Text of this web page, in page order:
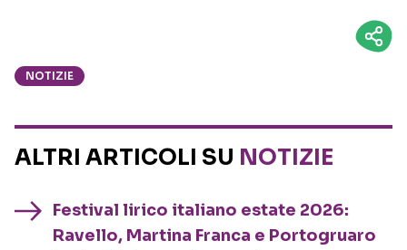
NOTIZIE
ALTRI ARTICOLI SU NOTIZIE
Festival lirico italiano estate 2026:
Ravello, Martina Franca e Portogruaro